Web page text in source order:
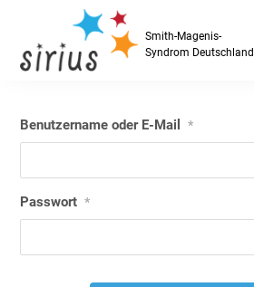
Skip to content
Smith-Magenis-
Syndrom Deutschland
Benutzername oder E-Mail *
Passwort *